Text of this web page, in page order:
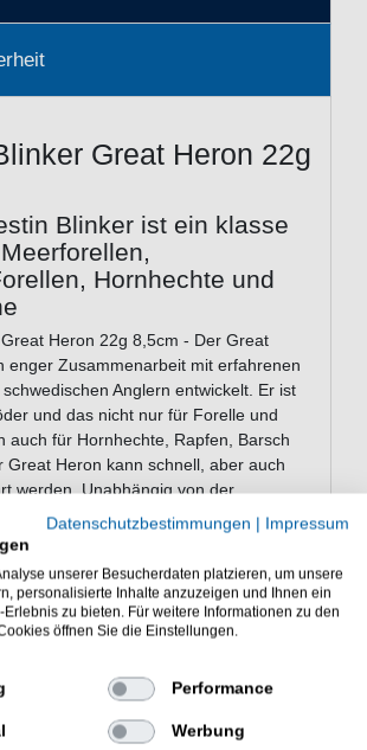
Great Heron 22g
Blinker ist ein klasse
Hornhechte und
Heron 22g 8,5cm - Der Great
enger Zusammenarbeit mit erfahrenen
Anglern entwickelt. Er ist
und das nicht nur für Forelle und
auch für Hornhechte, Rapfen, Barsch
Great Heron kann schnell, aber auch
werden. Unabhängig von der
hat er ein sehr lebhaftes Spiel. Es gibt
Farben, so dass man für
den richtigen Köder finden kann.
Kunststoff / Zink
Datenschutzbestimmungen | Impressum
unserer Besucherdaten platzieren, um unsere
personalisierte Inhalte anzuzeigen und Ihnen ein
zu bieten. Für weitere Informationen zu den
öffnen Sie die Einstellungen.
Performance
Werbung